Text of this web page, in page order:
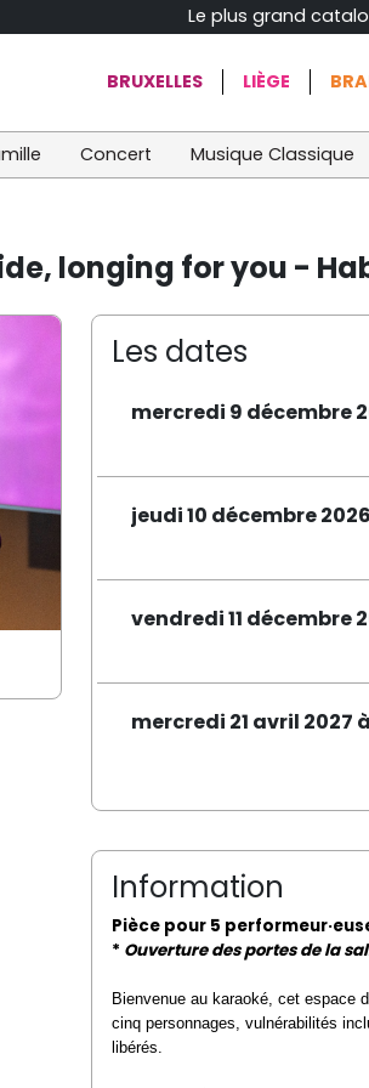
Le plus grand
BRUXELLES LIÈGE
Concert Musique Classique
longing for you -
Les dates
mercredi 9 décembre
jeudi 10 décembre
vendredi 11 décembre
mercredi 21 avril 2027
Information
Pièce pour 5
* Ouverture des portes de la
Bienvenue au karaoké, cet espace
cinq personnages, vulnérabilités
libérés.